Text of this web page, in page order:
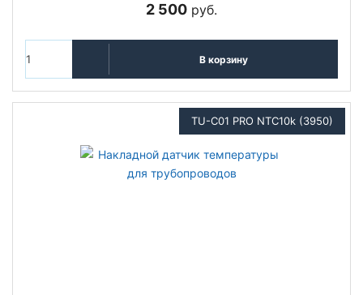
2 500 руб.
В корзину
TU-C01 PRO NTC10k (3950)